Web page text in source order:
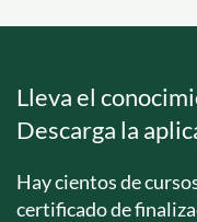
Lleva el
Descarga la
Hay cientos de
certificado de